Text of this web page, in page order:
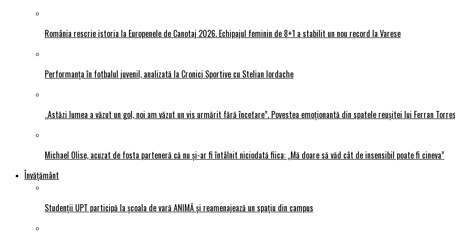
România rescrie istoria la Europenele de Canotaj 2026. Echipajul feminin de 8+1 a stabilit un nou record la Varese
Performanța în fotbalul juvenil, analizată la Cronici Sportive cu Stelian Iordache
„Astăzi lumea a văzut un gol, noi am văzut un vis urmărit fără încetare”. Povestea emoționantă din spatele reușitei lui Ferran
Michael Olise, acuzat de fosta parteneră că nu și-ar fi întâlnit niciodată fiica: „Mă doare să văd cât de insensibil poate fi cineva”
Învățământ
Studenții UPT participă la școala de vară ANIMĂ și reamenajează un spațiu din campus